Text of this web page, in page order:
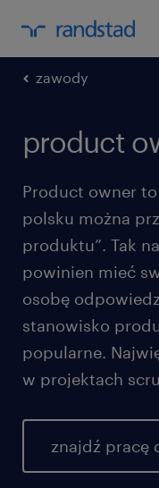
zawody
product
Product owner
polsku można
produktu”. Tak
powinien mieć
osobę
stanowisko
popularne.
w projektach
znajdź pracę